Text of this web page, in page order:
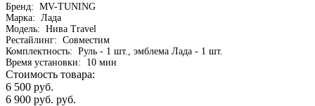
Бренд: MV-TUNING
Марка: Лада
Модель: Нива Travel
Рестайлинг: Совместим
Комплектность: Руль - 1 шт., эмблема Лада - 1 шт.
Время установки:
10 мин
Стоимость товара:
6 500 руб.
6 900 руб. руб.